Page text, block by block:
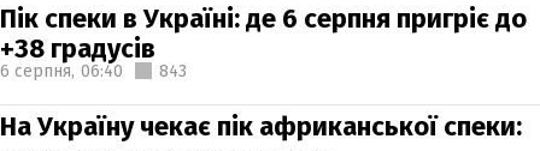
Пік спеки в Україні: де 6 серпня пригріє до
+38 градусів
6 серпня, 06:40 843
На Україну чекає пік африканської спеки: